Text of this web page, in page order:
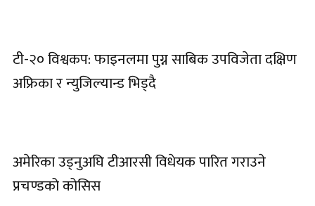
टी-२० विश्वकप: फाइनलमा पुग्न साबिक उपविजेता दक्षिण
अफ्रिका र न्युजिल्यान्ड भिड्दै
अमेरिका उड्नुअघि टीआरसी विधेयक पारित गराउने
प्रचण्डको कोसिस